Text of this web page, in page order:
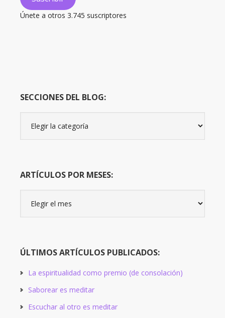
Únete a otros 3.745 suscriptores
SECCIONES DEL BLOG:
Blog:
ARTÍCULOS POR MESES:
meses:
ÚLTIMOS ARTÍCULOS PUBLICADOS:
La espiritualidad como premio (de consolación)
Saborear es meditar
Escuchar al otro es meditar